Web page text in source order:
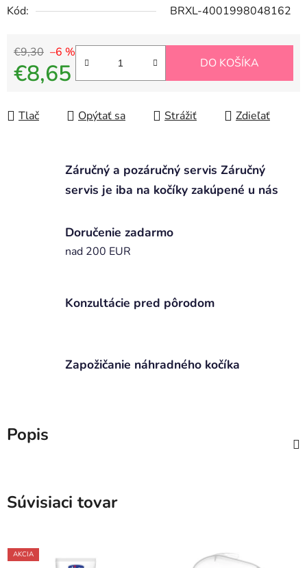
Kód:
BRXL-4001998048162
€9,30 –6 %
€8,65 DO KOŠÍKA
Tlač Opýtať sa Strážiť Zdieľať
Záručný a pozáručný servis Záručný
servis je iba na kočíky zakúpené u nás
Doručenie zadarmo
nad 200 EUR
Konzultácie pred pôrodom
Zapožičanie náhradného kočíka
Popis
Súvisiaci tovar
AKCIA